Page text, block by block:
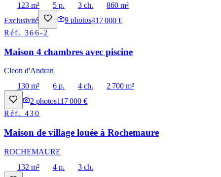
123 m²
5 p. 3 ch.
860 m²
Exclusivité
9 photos417 000 €
Réf.366-2
Maison 4 chambres avec piscine
Cleon d'Andran
130 m²
6 p. 4 ch.
2 700 m²
2 photos117 000 €
Réf.430
Maison de village louée à Rochemaure
ROCHEMAURE
132 m²
4 p.
3 ch.